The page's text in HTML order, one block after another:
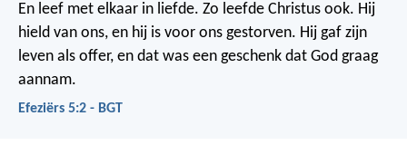
En leef met elkaar in liefde. Zo leefde Christus ook. Hij
hield van ons, en hij is voor ons gestorven. Hij gaf zijn
leven als offer, en dat was een geschenk dat God graag
aannam.
Efeziërs 5:2 - BGT